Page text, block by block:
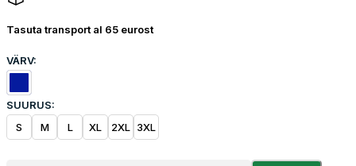
Tasuta transport al 65 eurost
VÄRV:
SUURUS:
S
M L XL 2XL 3XL